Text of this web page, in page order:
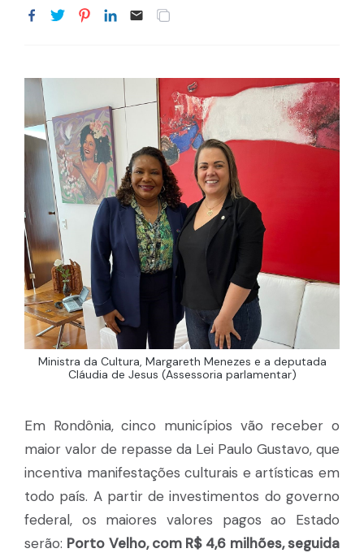
Ministra da Cultura, Margareth Menezes e a deputada
Cláudia de Jesus (Assessoria parlamentar)
Em Rondônia, cinco municípios vão receber o
maior valor de repasse da Lei Paulo Gustavo, que
incentiva manifestações culturais e artísticas em
todo país. A partir de investimentos do governo
federal, os maiores valores pagos ao Estado
serão: Porto Velho, com R$ 4,6 milhões, seguida